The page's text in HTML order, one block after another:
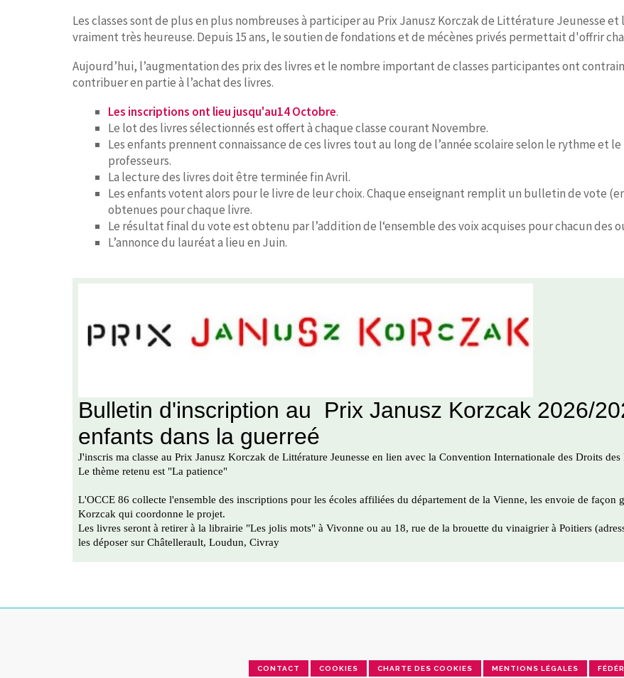
Les classes sont de plus en plus nombreuses à participer au Prix Janusz Korczak de Littérature Jeunesse
vraiment très heureuse. Depuis 15 ans, le soutien de fondations et de mécènes privés permettait d'offrir
Aujourd’hui, l’augmentation des prix des livres et le nombre important de classes participantes ont
contribuer en partie à l’achat des livres.
Les inscriptions ont lieu jusqu'au14 Octobre.
Le lot des livres sélectionnés est offert à chaque classe courant Novembre.
Les enfants prennent connaissance de ces livres tout au long de l’année scolaire selon le rythme et
professeurs.
La lecture des livres doit être terminée fin Avril.
Les enfants votent alors pour le livre de leur choix. Chaque enseignant remplit un bulletin de vote
obtenues pour chaque livre.
Le résultat final du vote est obtenu par l’addition de l‘ensemble des voix acquises pour chacun des
L’annonce du lauréat a lieu en Juin.
CONTACT COOKIES CHARTE DES COOKIES MENTIONS LÉGALES